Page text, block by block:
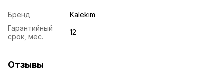
Бренд
Kalekim
Гарантийный
срок, мес.
12
Отзывы